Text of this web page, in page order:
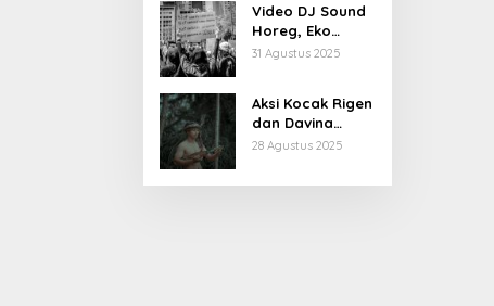
Video DJ Sound
Horeg, Eko
Patrio Buka
31 Agustus 2025
Aksi Kocak Rigen
dan Davina
Karamoy di Film
28 Agustus 2025